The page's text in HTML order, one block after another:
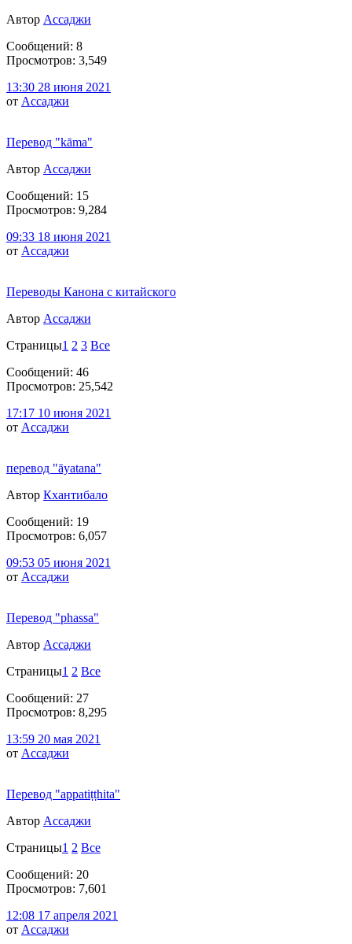
Автор Ассаджи
Сообщений: 8
Просмотров: 3,549
13:30 28 июня 2021
от Ассаджи
Перевод "kāma"
Автор Ассаджи
Сообщений: 15
Просмотров: 9,284
09:33 18 июня 2021
от Ассаджи
Переводы Канона с китайского
Автор Ассаджи
Страницы1 2 3 Все
Сообщений: 46
Просмотров: 25,542
17:17 10 июня 2021
от Ассаджи
перевод "āyatana"
Автор Кхантибало
Сообщений: 19
Просмотров: 6,057
09:53 05 июня 2021
от Ассаджи
Перевод "phassa"
Автор Ассаджи
Страницы1 2 Все
Сообщений: 27
Просмотров: 8,295
13:59 20 мая 2021
от Ассаджи
Перевод "appatiṭṭhita"
Автор Ассаджи
Страницы1 2 Все
Сообщений: 20
Просмотров: 7,601
12:08 17 апреля 2021
от Ассаджи